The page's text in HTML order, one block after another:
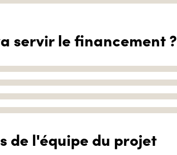
servir le financement ?
de l'équipe du projet